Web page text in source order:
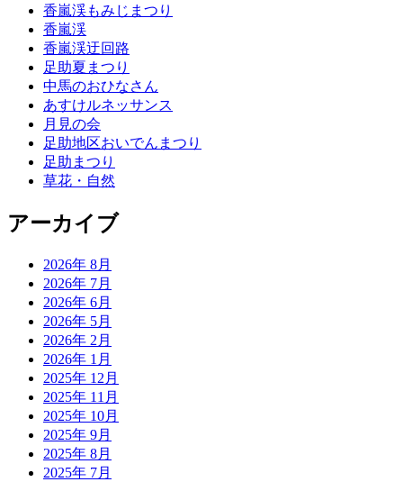
香嵐渓もみじまつり
香嵐渓
香嵐渓迂回路
足助夏まつり
中馬のおひなさん
あすけルネッサンス
月見の会
足助地区おいでんまつり
足助まつり
草花・自然
アーカイブ
2026年 8月
2026年 7月
2026年 6月
2026年 5月
2026年 2月
2026年 1月
2025年 12月
2025年 11月
2025年 10月
2025年 9月
2025年 8月
2025年 7月